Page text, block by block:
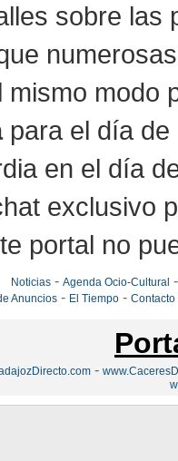
sobre
mismo modo
para el día de
en el día
exclusivo
portal no
Noticias- Agenda Ocio-Cultural
Anuncios- El Tiempo- Contacto
-